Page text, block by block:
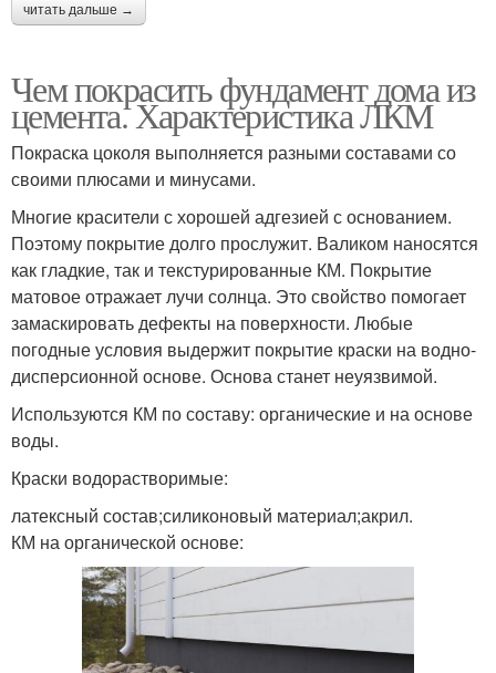
читать дальше →
Чем покрасить фундамент дома из
цемента. Характеристика ЛКМ
Покраска цоколя выполняется разными составами со
своими плюсами и минусами.
Многие красители с хорошей адгезией с основанием.
Поэтому покрытие долго прослужит. Валиком наносятся
как гладкие, так и текстурированные КМ. Покрытие
матовое отражает лучи солнца. Это свойство помогает
замаскировать дефекты на поверхности. Любые
погодные условия выдержит покрытие краски на водно-
дисперсионной основе. Основа станет неуязвимой.
Используются КМ по составу: органические и на основе
воды.
Краски водорастворимые:
латексный состав;силиконовый материал;акрил.
КМ на органической основе: